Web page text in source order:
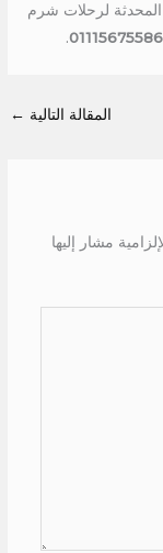
المحدثة لرحلات شرم
01115675586
.
المقالة التالية ←
مشار إليها